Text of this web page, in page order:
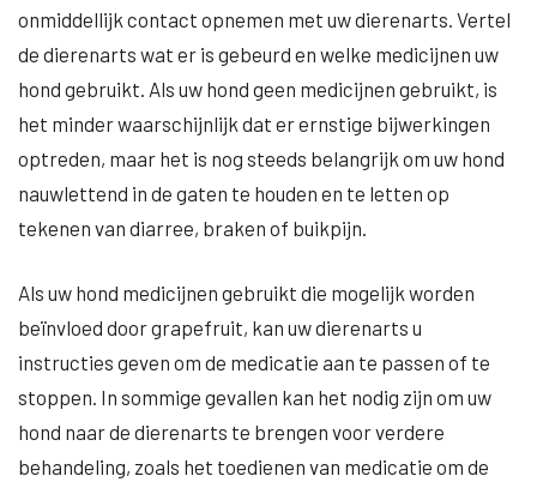
onmiddellijk contact opnemen met uw dierenarts. Vertel
de dierenarts wat er is gebeurd en welke medicijnen uw
hond gebruikt. Als uw hond geen medicijnen gebruikt, is
het minder waarschijnlijk dat er ernstige bijwerkingen
optreden, maar het is nog steeds belangrijk om uw hond
nauwlettend in de gaten te houden en te letten op
tekenen van diarree, braken of buikpijn.
Als uw hond medicijnen gebruikt die mogelijk worden
beïnvloed door grapefruit, kan uw dierenarts u
instructies geven om de medicatie aan te passen of te
stoppen. In sommige gevallen kan het nodig zijn om uw
hond naar de dierenarts te brengen voor verdere
behandeling, zoals het toedienen van medicatie om de